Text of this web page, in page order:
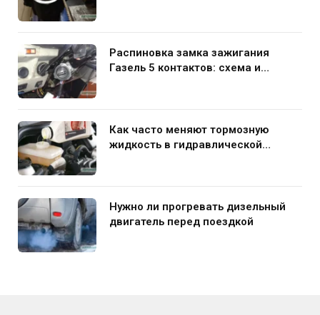
Распиновка замка зажигания
Газель 5 контактов: схема и
Как часто меняют тормозную
жидкость в гидравлической
Нужно ли прогревать дизельный
двигатель перед поездкой